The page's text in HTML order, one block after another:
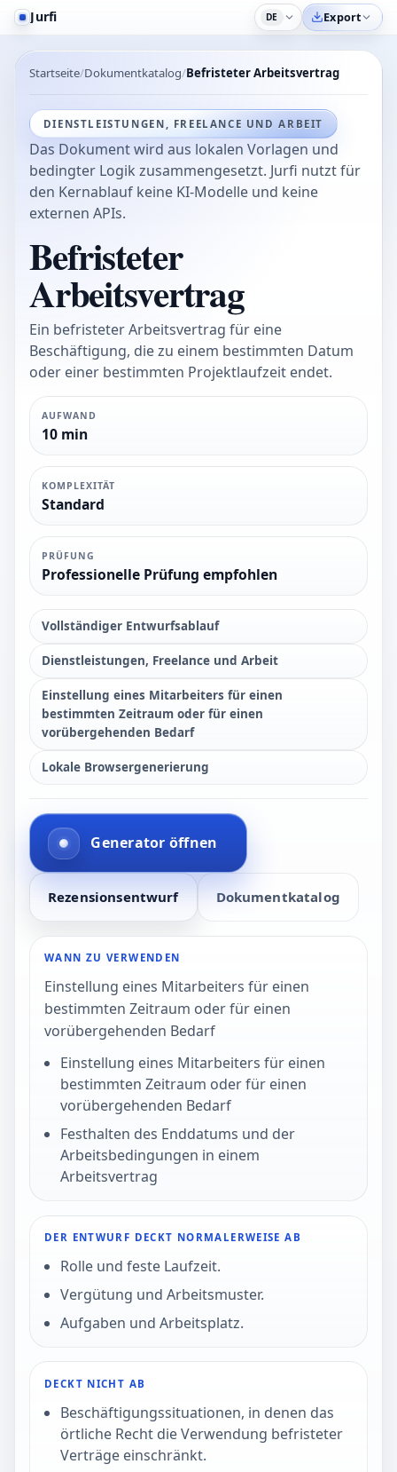
Jurfi DE Export
Startseite Dokumentkatalog Befristeter Arbeitsvertrag
DIENSTLEISTUNGEN, FREELANCE UND ARBEIT
Das Dokument wird aus lokalen Vorlagen und
bedingter Logik zusammengesetzt. Jurfi nutzt für
den Kernablauf keine KI-Modelle und keine
externen APIs.
Befristeter
Arbeitsvertrag
Ein befristeter Arbeitsvertrag für eine
Beschäftigung, die zu einem bestimmten Datum
oder einer bestimmten Projektlaufzeit endet.
AUFWAND
10 min
KOMPLEXITÄT
Standard
PRÜFUNG
Professionelle Prüfung empfohlen
Vollständiger Entwurfsablauf
Dienstleistungen, Freelance und Arbeit
Einstellung eines Mitarbeiters für einen
bestimmten Zeitraum oder für einen
vorübergehenden Bedarf
Lokale Browsergenerierung
Generator öffnen
Rezensionsentwurf Dokumentkatalog
WANN ZU VERWENDEN
Einstellung eines Mitarbeiters für einen
bestimmten Zeitraum oder für einen
vorübergehenden Bedarf
Einstellung eines Mitarbeiters für einen
bestimmten Zeitraum oder für einen
vorübergehenden Bedarf
Festhalten des Enddatums und der
Arbeitsbedingungen in einem
Arbeitsvertrag
DER ENTWURF DECKT NORMALERWEISE AB
Rolle und feste Laufzeit.
Vergütung und Arbeitsmuster.
Aufgaben und Arbeitsplatz.
DECKT NICHT AB
Beschäftigungssituationen, in denen das
örtliche Recht die Verwendung befristeter
Verträge einschränkt.